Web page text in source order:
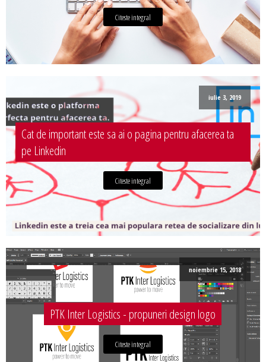
Citeste integral
iulie 3, 2019
Cat de important este sa ai o pagina pentru afacerea ta
pe Linkedin
Citeste integral
noiembrie 15, 2018
PTK Inter Logistics - propuneri design logo
Citeste integral